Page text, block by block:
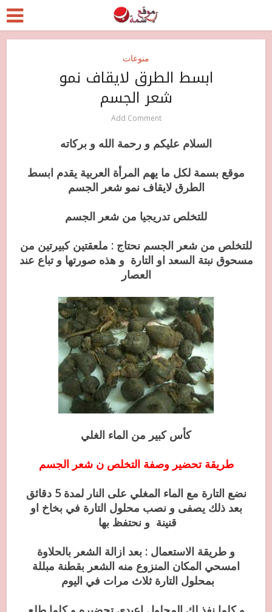
منوعات
ابسط الطرق لايقاف نمو
شعر الجسم
Add Comment
السلام عليكم و رحمة الله و بركاته
موقع بسمة لكل ما يهم المرأة العربية يقدم ابسط
الطرق لايقاف نمو شعر الجسم
للتخلص تدريجيا من شعر الجسم
للتخلص من شعر الجسم نحتاج : ملعقتين كبيرتين من
مسحوق نبتة السعد او التارة و هذه صورتها و تباع عند
العصار
كأس كبير من الماء الغلي
طريقة تحضير وصفة التخلص ن شعر الجسم
نضع التارة مع الماء المغلي على النار لمدة 5 دقائق
بعد ذلك يصفى و نصب محلول التارة في بخاخ او
قنينة و نحتفظ بها
و طريقة الاستعمال : بعد ازالة الشعر بالحلاوة
امسحي المكان المنزوع منه الشعر بقطنة مبللة
بمحلول التارة ثلاث مرات في اليوم